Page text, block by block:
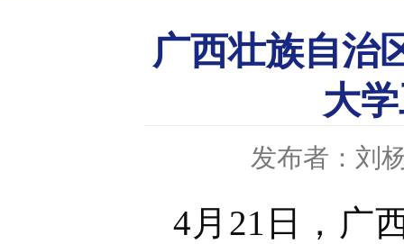
广西壮族自治
大
发布者：刘
4月21日，广